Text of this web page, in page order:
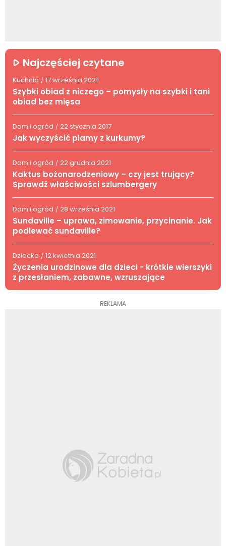
Najczęściej czytane
Kuchnia / 17 września 2021
Szybki obiad z niczego – pomysły na szybki i tani
obiad bez mięsa
Dom i ogród / 22 stycznia 2017
Jak wyczyścić plamy z kurkumy?
Dom i ogród / 22 grudnia 2021
Kaktus bożonarodzeniowy – czy jest trujący?
Sprawdź właściwości szlumbergery
Dom i ogród / 28 września 2021
Sundaville – uprawa, zimowanie, przycinanie. Jak
podlewać sundaville?
Dziecko / 12 kwietnia 2021
Życzenia urodzinowe dla dzieci - krótkie wierszyki
z przesłaniem, zabawne, wzruszające
REKLAMA